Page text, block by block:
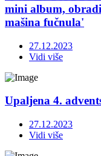
mini album,
mašina fučnula'
27.12.2023
Vidi više
Upaljena 4.
27.12.2023
Vidi više